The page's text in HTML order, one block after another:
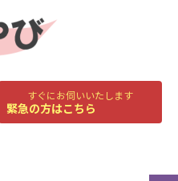
すぐにお伺いいたします
緊急の方はこちら